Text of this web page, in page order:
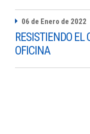
06 de Enero de 2022
RESISTIENDO EL
OFICINA